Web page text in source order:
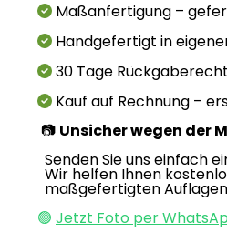
Maßanfertigung –
Handgefertigt in
30 Tage Rückgaberecht
Kauf auf Rechnung –
📷 Unsicher wegen der
Senden Sie uns einfach
Wir helfen Ihnen
maßgefertigten
🟢 Jetzt Foto per